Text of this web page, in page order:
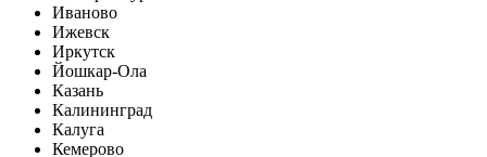
Иваново
Ижевск
Иркутск
Йошкар-Ола
Казань
Калининград
Калуга
Кемерово